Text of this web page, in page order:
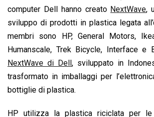
computer Dell hanno creato NextWave,
sviluppo di prodotti in plastica legata
membri sono HP, General Motors,
Humanscale, Trek Bicycle, Interface e
NextWave di Dell , sviluppato in
trasformato in imballaggi per
bottiglie di plastica.
HP utilizza la plastica riciclata per